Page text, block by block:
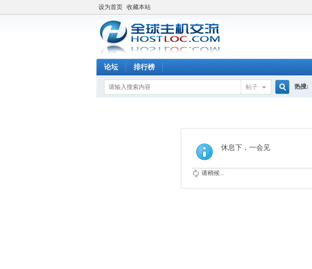
设为首页 收藏本站
论坛 排行榜
帖子 热搜:
休息下，一会见
请稍候...